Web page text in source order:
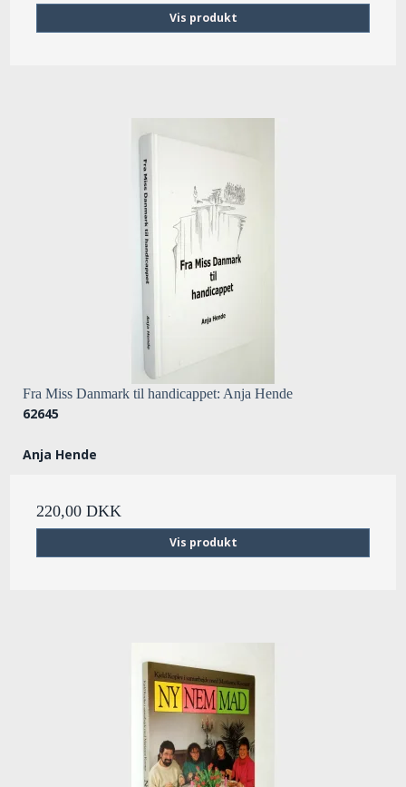
Vis produkt
Fra Miss Danmark til handicappet: Anja Hende
62645
Anja Hende
220,00 DKK
Vis produkt